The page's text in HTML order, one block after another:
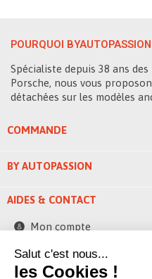
POURQUOI
Spécialiste depuis 38 ans
Porsche, nous vous
détachées sur les modèles
COMMANDE
BY AUTOPASSION
AIDES & CONTACT
Mon compte
Contactez-nous
248 ZAE la bascule
Salut c'est nous...
les Cookies !